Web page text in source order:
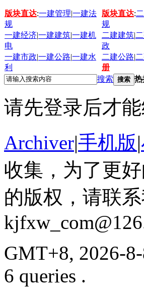
版块直达:一建管理|一建法
规
版块直达:
规
一建经济|一建建筑|一建机
电
二建建筑|
政
一建市政|一建公路|一建水
利
二建公路|
册
搜索 搜索 热
请先登录后才
Archiver|手机版|
收集，为了更
的版权，请联
GMT+8, 2026-
6 queries .